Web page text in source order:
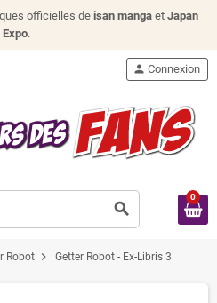
officielles de isan manga et Japan
Expo.
search
person Connexion
0
Robot chevron_right Getter Robot - Ex-Libris 3